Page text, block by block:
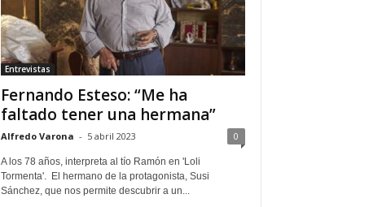
Entrevistas
Fernando Esteso: “Me ha
faltado tener una hermana”
Alfredo Varona - 5 abril 2023 0
A los 78 años, interpreta al tío Ramón en 'Loli
Tormenta'. El hermano de la protagonista, Susi
Sánchez, que nos permite descubrir a un...